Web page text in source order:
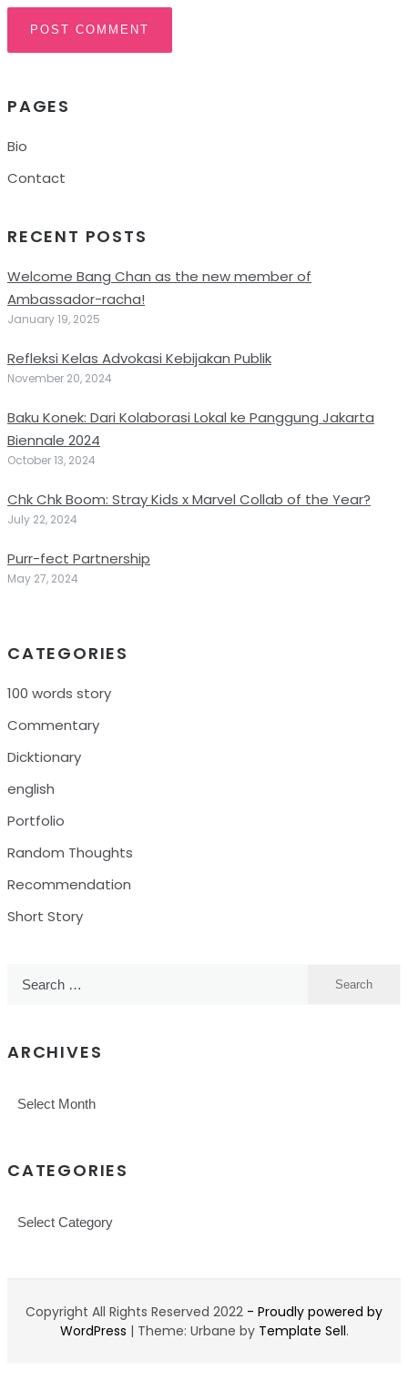
PAGES
Bio
Contact
RECENT POSTS
Welcome Bang Chan as the new member of
Ambassador-racha!
January 19, 2025
Refleksi Kelas Advokasi Kebijakan Publik
November 20, 2024
Baku Konek: Dari Kolaborasi Lokal ke Panggung Jakarta
Biennale 2024
October 13, 2024
Chk Chk Boom: Stray Kids x Marvel Collab of the Year?
July 22, 2024
Purr-fect Partnership
May 27, 2024
CATEGORIES
100 words story
Commentary
Dicktionary
english
Portfolio
Random Thoughts
Recommendation
Short Story
ARCHIVES
CATEGORIES
Copyright All Rights Reserved 2022 - Proudly powered by
WordPress | Theme: Urbane by Template Sell.